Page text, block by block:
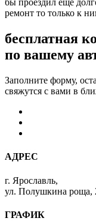
бы проездил ещё
ремонт то только к
бесплатная
по вашему
Заполните форму,
свяжутся с вами в
АДРЕС
г. Ярославль,
ул. Полушкина роща,
ГРАФИК